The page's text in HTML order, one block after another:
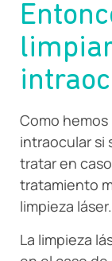
Como
intraocular si
tratar en
tratamiento
limpieza láser.
La limpieza